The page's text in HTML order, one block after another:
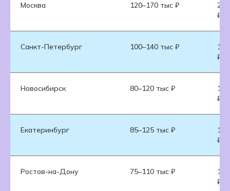
Москва 120–170 тыс ₽
₽
Санкт-Петербург 100–140 тыс ₽
₽
Новосибирск 80–120 тыс ₽
₽
Екатеринбург 85–125 тыс ₽
₽
Ростов-на-Дону 75–110 тыс ₽
₽